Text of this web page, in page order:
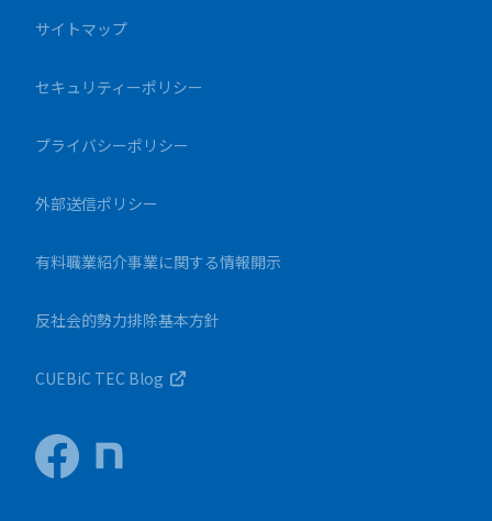
サイトマップ
セキュリティーポリシー
プライバシーポリシー
外部送信ポリシー
有料職業紹介事業に関する情報開示
反社会的勢力排除基本方針
CUEBiC TEC Blog